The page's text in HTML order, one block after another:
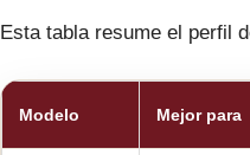
Esta tabla resume el perfil
Modelo Mejor para